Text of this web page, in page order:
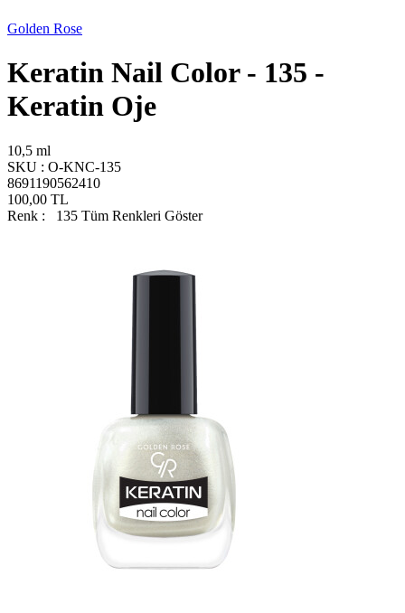
Golden Rose
Keratin Nail Color - 135 -
Keratin Oje
10,5 ml
SKU : O-KNC-135
8691190562410
100,00 TL
Renk : 135 Tüm Renkleri Göster